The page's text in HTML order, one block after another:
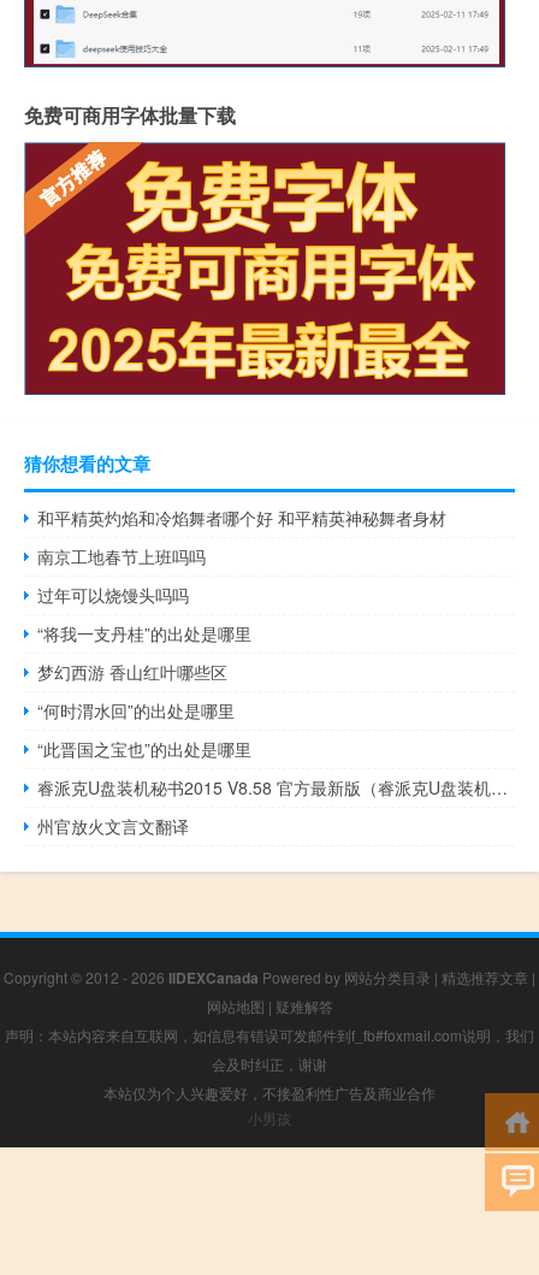
免费可商用字体批量下载
猜你想看的文章
和平精英灼焰和冷焰舞者哪个好 和平精英神秘舞者身材
南京工地春节上班吗吗
过年可以烧馒头吗吗
“将我一支丹桂”的出处是哪里
梦幻西游 香山红叶哪些区
“何时渭水回”的出处是哪里
“此晋国之宝也”的出处是哪里
睿派克U盘装机秘书2015 V8.58 官方最新版（睿派克U盘装机秘书2015 V8.58 官方最新版功能简介）
州官放火文言文翻译
Copyright © 2012 - 2026 IIDEXCanada Powered by 网站分类目录 | 精选推荐文章 |
网站地图 | 疑难解答
声明：本站内容来自互联网，如信息有错误可发邮件到f_fb#foxmail.com说明，我们
会及时纠正，谢谢
本站仅为个人兴趣爱好，不接盈利性广告及商业合作
小男孩